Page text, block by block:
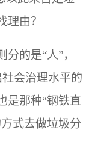
理由？
的是“人”，
社会治理水平的
是那种“钢铁直
式去做垃圾分